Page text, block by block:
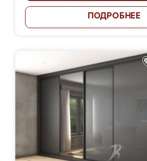
ПОДРОБНЕЕ